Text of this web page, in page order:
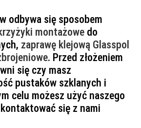
odbywa się sposobem
montażowe do
zaprawę klejową Glasspol
. Przed złożeniem
się czy masz
pustaków szklanych i
celu możesz użyć naszego
się z nami